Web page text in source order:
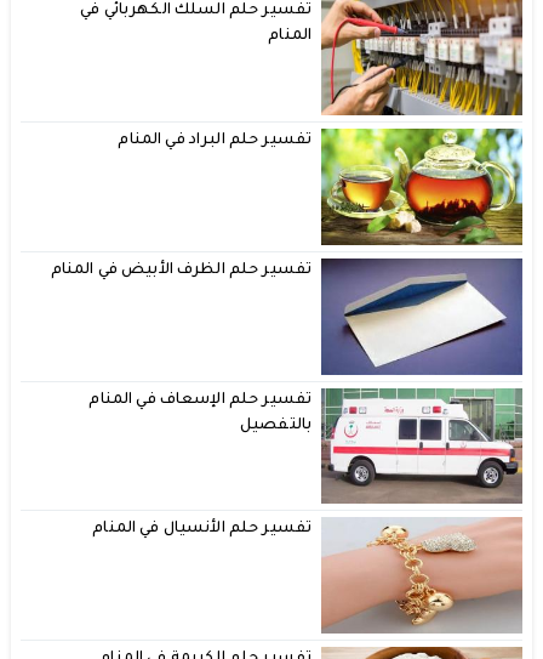
تفسير حلم السلك الكهربائي في
المنام
تفسير حلم البراد في المنام
تفسير حلم الظرف الأبيض في المنام
تفسير حلم الإسعاف في المنام
بالتفصيل
تفسير حلم الأنسيال في المنام